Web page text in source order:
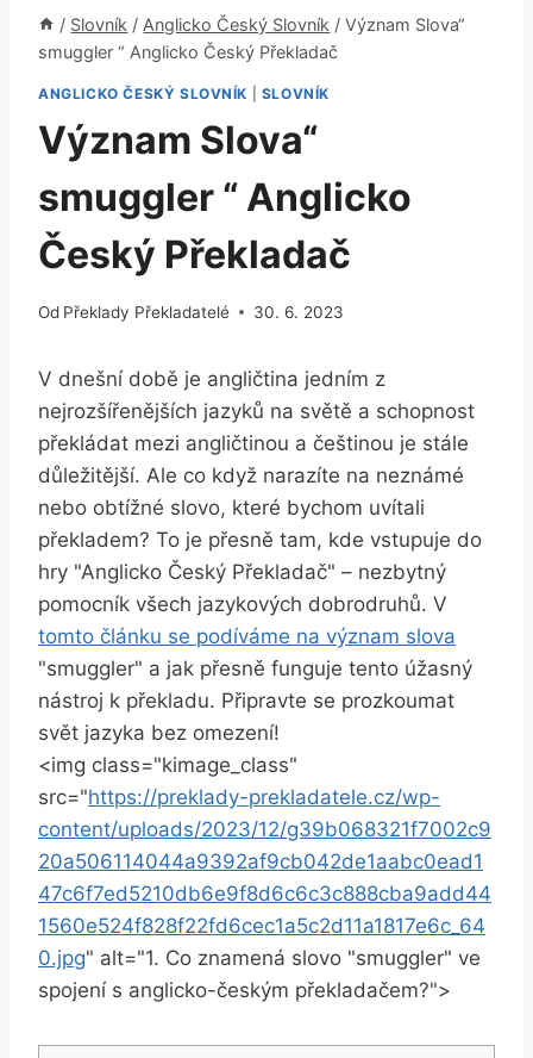
/ Slovník / Anglicko Český Slovník / Význam Slova“
smuggler “ Anglicko Český Překladač
ANGLICKO ČESKÝ SLOVNÍK SLOVNÍK
Význam Slova“
smuggler “ Anglicko
Český Překladač
Od Překlady Překladatelé 30. 6. 2023
V dnešní době je angličtina jedním z
nejrozšířenějších jazyků na světě a schopnost
překládat mezi angličtinou a češtinou je stále
důležitější. Ale co když narazíte na neznámé
nebo obtížné slovo, které bychom uvítali
překladem? To je přesně tam, kde vstupuje do
hry "Anglicko Český Překladač" – nezbytný
pomocník všech jazykových dobrodruhů. V
tomto článku se podíváme na význam slova
"smuggler" a jak přesně funguje tento úžasný
nástroj k překladu. Připravte se prozkoumat
svět jazyka bez omezení!
<img class="kimage_class"
src="https://preklady-prekladatele.cz/wp-
content/uploads/2023/12/g39b068321f7002c9
20a506114044a9392af9cb042de1aabc0ead1
47c6f7ed5210db6e9f8d6c6c3c888cba9add44
1560e524f828f22fd6cec1a5c2d11a1817e6c_64
0.jpg" alt="1. Co znamená slovo "smuggler" ve
spojení s anglicko-českým překladačem?">